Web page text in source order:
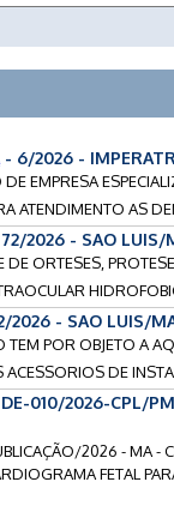
- 6/2026 -
EMPRESA
ATENDIMENTO AS
2026 - SAO LUIS/
ORTESES,
2026 - SAO LUIS/
POR OBJETO A
DE
010/2026-CPL/
2026 - MA -
FETAL